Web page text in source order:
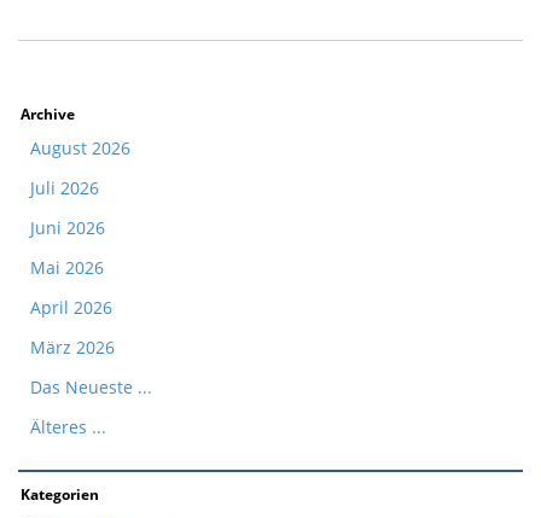
Archive
August 2026
Juli 2026
Juni 2026
Mai 2026
April 2026
März 2026
Das Neueste ...
Älteres ...
Kategorien